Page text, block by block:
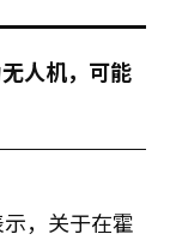
人机，可能
，关于在霍